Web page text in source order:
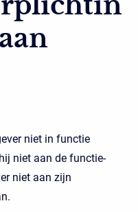
niet in functie
niet aan de functie-
niet aan zijn